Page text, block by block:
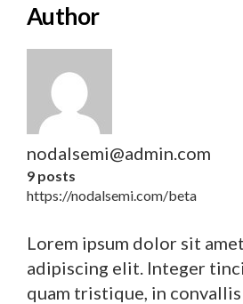
Author
nodalsemi@admin.com
9 posts
https://nodalsemi.com/beta
Lorem ipsum dolor sit
adipiscing elit. Integer
quam tristique, in